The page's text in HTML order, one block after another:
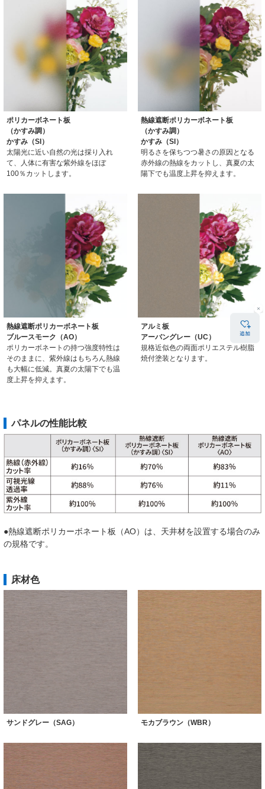
ポリカーボネート板
（かすみ調）
かすみ（SI）
太陽光に近い自然の光は採り入れ
て、人体に有害な紫外線をほぼ
100％カットします。
熱線遮断ポリカーボネート板
（かすみ調）
かすみ（SI）
明るさを保ちつつ暑さの原因となる
赤外線の熱線をカットし、真夏の太
陽下でも温度上昇を抑えます。
熱線遮断ポリカーボネート板
ブルースモーク（AO）
ポリカーボネートの持つ強度特性は
そのままに、紫外線はもちろん熱線
も大幅に低減。真夏の太陽下でも温
度上昇を抑えます。
アルミ板
アーバングレー（UC）
規格近似色の両面ポリエステル樹脂
焼付塗装となります。
パネルの性能比較
●熱線遮断ポリカーボネート板（AO）は、天井材を設置する場合のみ
の規格です。
床材色
サンドグレー（SAG） モカブラウン（WBR）